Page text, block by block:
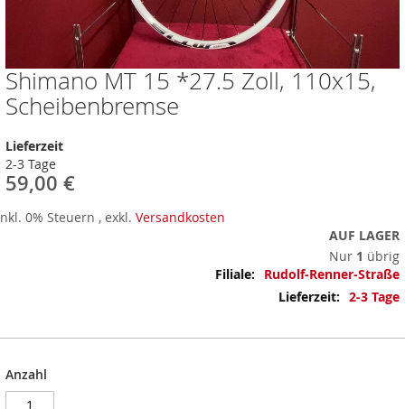
Shimano MT 15 *27.5 Zoll, 110x15,
Scheibenbremse
Lieferzeit
2-3 Tage
59,00 €
0% Steuern , exkl. Versandkosten
AUF LAGER
Nur 1 übrig
Mehr
Informationen
Rudolf-Renner-Straße
2-3 Tage
Anzahl
Zum
Anfang
der
springen